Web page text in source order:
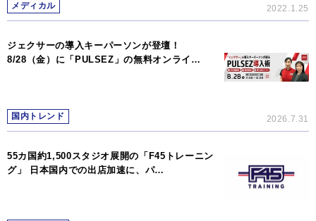
メディカル 2022.1.25
ジェクサーの導入キーパーソンが登壇！
8/28（金）に「PULSEZ」の無料オンライ…
国内トレンド 2026.7.31
55カ国約1,500スタジオ展開の「F45トレーニン
グ」 日本国内での出店加速に、パ…